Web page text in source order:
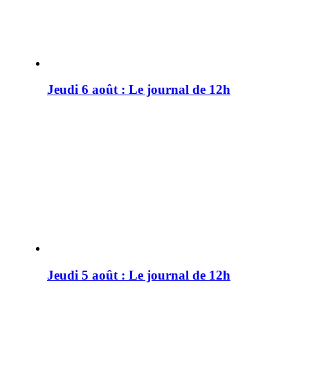
Jeudi 6 août : Le journal de 12h
Jeudi 5 août : Le journal de 12h